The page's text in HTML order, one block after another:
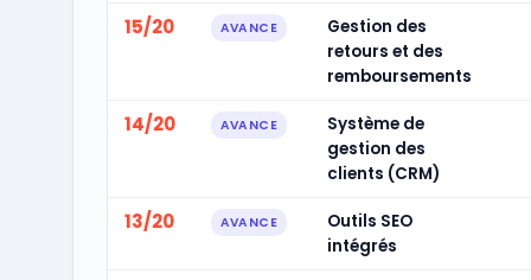
15/20 AVANCE
Gestion des
retours et des
remboursements
14/20 AVANCE
Système de
gestion des
clients (CRM)
13/20 AVANCE
Outils SEO
intégrés